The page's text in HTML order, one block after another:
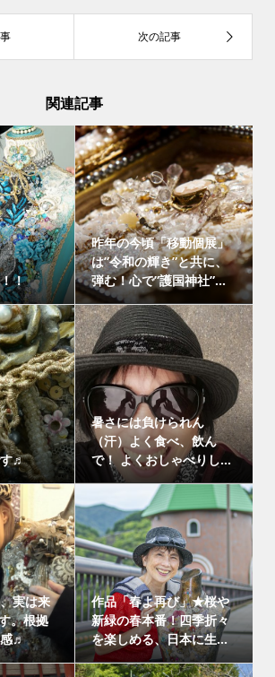
関連記事
！
昨年の今頃「移動個展」
は”令和の輝き”と共に、
弾む！心で”護国神社”...
す♬
暑さには負けられん
（汗）よく食べ、飲ん
で！ よくおしゃべりし...
実は来
。根拠
感♬
作品「春よ再び」★桜や
新緑の春本番！四季折々
を楽しめる、日本に生...